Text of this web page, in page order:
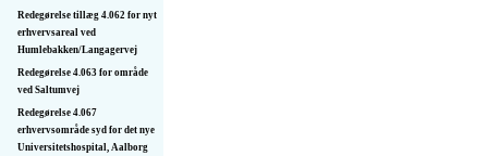
Redegørelse tillæg 4.062 for nyt
erhvervsareal ved
Humlebakken/Langagervej
Redegørelse 4.063 for område
ved Saltumvej
Redegørelse 4.067
erhvervsområde syd for det nye
Universitetshospital, Aalborg